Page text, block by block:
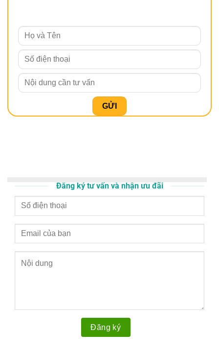
Đăng ký tư vấn và nhận ưu đãi